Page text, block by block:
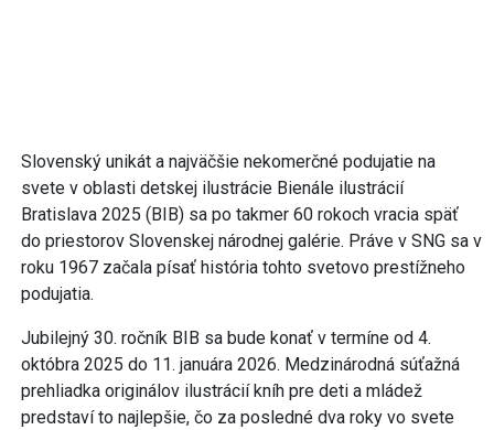
Slovenský unikát a najväčšie nekomerčné podujatie na
svete v oblasti detskej ilustrácie Bienále ilustrácií
Bratislava 2025 (BIB) sa po takmer 60 rokoch vracia späť
do priestorov Slovenskej národnej galérie. Práve v SNG sa v
roku 1967 začala písať história tohto svetovo prestížneho
podujatia.
Jubilejný 30. ročník BIB sa bude konať v termíne od 4.
októbra 2025 do 11. januára 2026. Medzinárodná súťažná
prehliadka originálov ilustrácií kníh pre deti a mládež
predstaví to najlepšie, čo za posledné dva roky vo svete